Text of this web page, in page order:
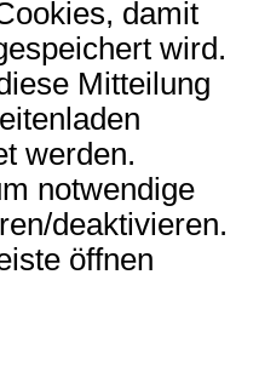
damit
wird.
Mitteilung
werden.
notwendige
deaktivieren.
öffnen